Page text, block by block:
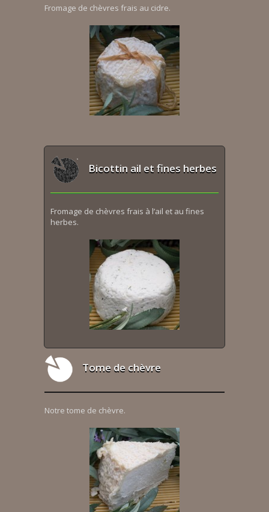
Fromage de chèvres frais au cidre.
Bicottin ail et fines herbes
Fromage de chèvres frais à l’ail et au fines
herbes.
Tome de chèvre
Notre tome de chèvre.